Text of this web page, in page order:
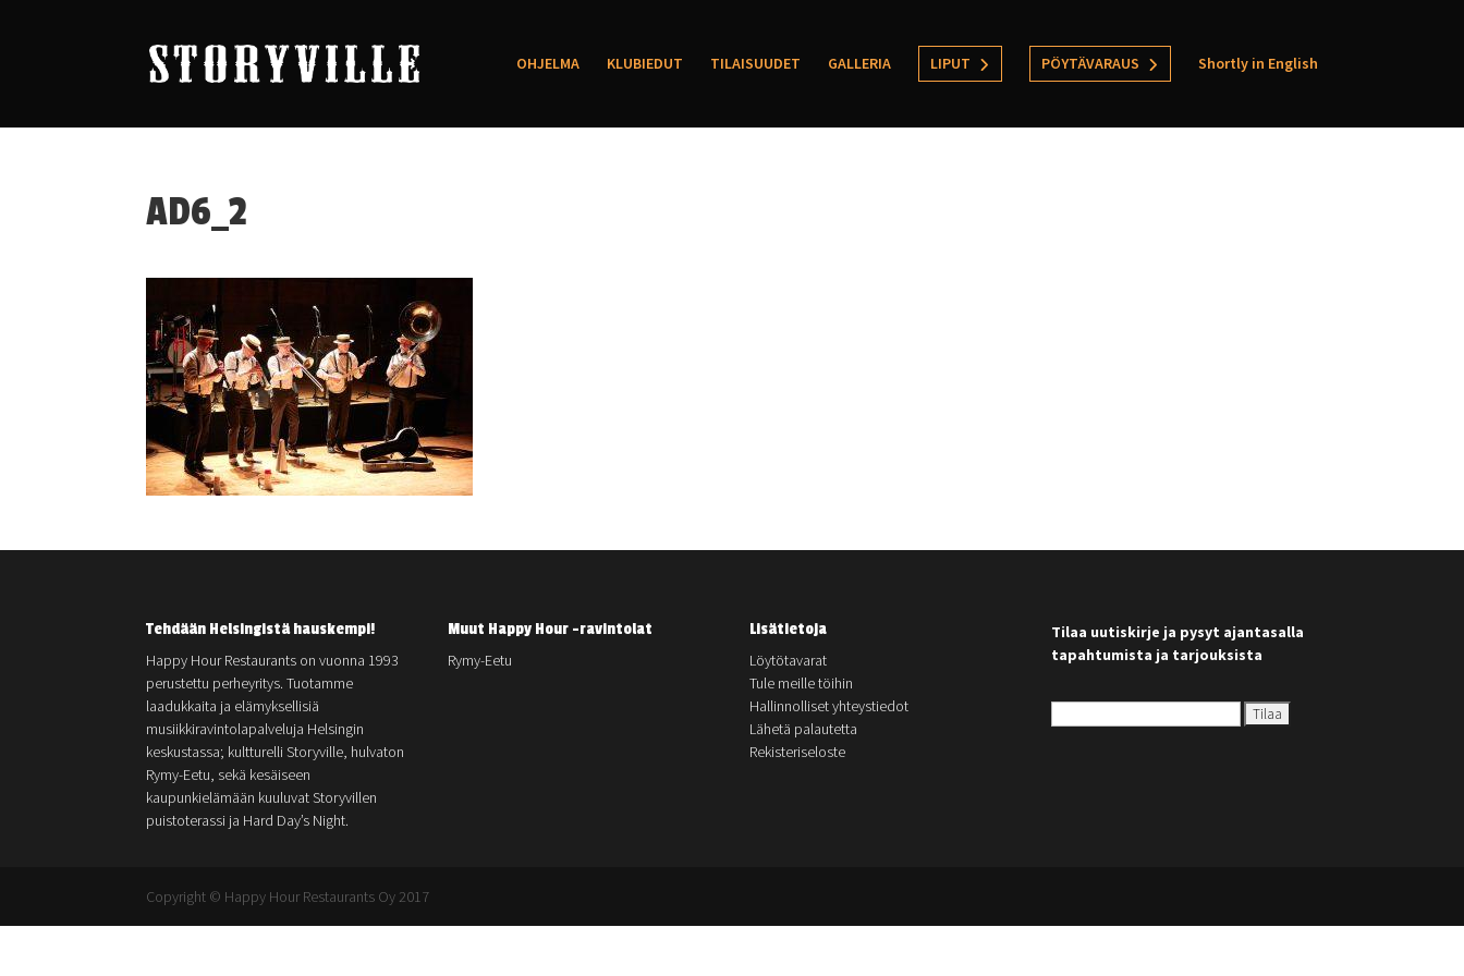
OHJELMA KLUBIEDUT TILAISUUDET GALLERIA LIPUT PÖYTÄVARAUS Shortly in English
AD6_2
Tehdään Helsingistä hauskempi!
Happy Hour Restaurants on vuonna 1993
perustettu perheyritys. Tuotamme
laadukkaita ja elämyksellisiä
musiikkiravintolapalveluja Helsingin
keskustassa; kultturelli Storyville, hulvaton
Rymy-Eetu, sekä kesäiseen
kaupunkielämään kuuluvat Storyvillen
puistoterassi ja Hard Day’s Night.
Muut Happy Hour -ravintolat
Rymy-Eetu
Lisätietoja
Löytötavarat
Tule meille töihin
Hallinnolliset yhteystiedot
Lähetä palautetta
Rekisteriseloste
Tilaa uutiskirje ja pysyt ajantasalla
tapahtumista ja tarjouksista
Copyright © Happy Hour Restaurants Oy 2017